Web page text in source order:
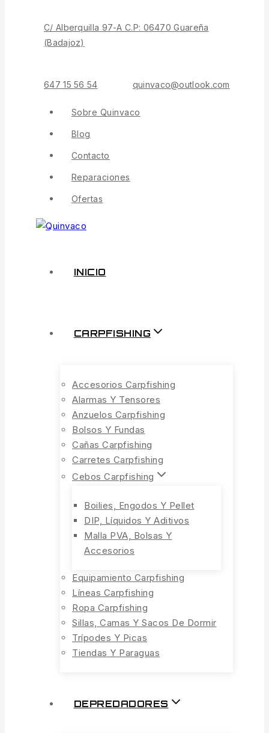
C/ Alberquilla 97-A C.P: 06470 Guareña
(Badajoz)
647 15 56 54 quinvaco@outlook.com
Sobre Quinvaco
Blog
Contacto
Reparaciones
Ofertas
INICIO
CARPFISHING
Accesorios Carpfishing
Alarmas Y Tensores
Anzuelos Carpfishing
Bolsos Y Fundas
Cañas Carpfishing
Carretes Carpfishing
Cebos Carpfishing
Boilies, Engodos Y Pellet
DIP, Líquidos Y Aditivos
Malla PVA, Bolsas Y
Accesorios
Equipamiento Carpfishing
Líneas Carpfishing
Ropa Carpfishing
Sillas, Camas Y Sacos De Dormir
Trípodes Y Picas
Tiendas Y Paraguas
DEPREDADORES